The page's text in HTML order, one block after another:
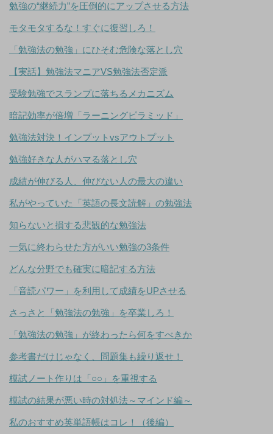
勉強の“継続力”を圧倒的にアップさせる方法
モタモタするな！すぐに復習しろ！
「勉強法の勉強」にひそむ危険な落とし穴
【実話】勉強法マニアVS勉強法否定派
受験勉強でスランプに落ちるメカニズム
暗記効率が倍増「ラーニングピラミッド」
勉強法対決！インプットvsアウトプット
勉強好きな人がハマる落とし穴
成績が伸びる人、伸びない人の最大の違い
私がやっていた「英語の長文読解」の勉強法
知らないと損する悲観的な勉強法
一気に終わらせた方がいい勉強の3条件
どんな分野でも確実に暗記する方法
「音読パワー」を利用して成績をUPさせる
さっさと「勉強法の勉強」を卒業しろ！
「勉強法の勉強」が終わったら何をすべきか
参考書だけじゃなく、問題集も繰り返せ！
模試ノート作りは「○○」を重視する
模試の結果が悪い時の対処法～マインド編～
私のおすすめ英単語帳はコレ！（後編）